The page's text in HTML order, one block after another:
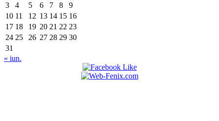
3
4 5 6 7 8
9
10 11 12 13 14 15 16
17 18 19 20 21 22 23
24 25 26 27 28 29 30
31
« iun.